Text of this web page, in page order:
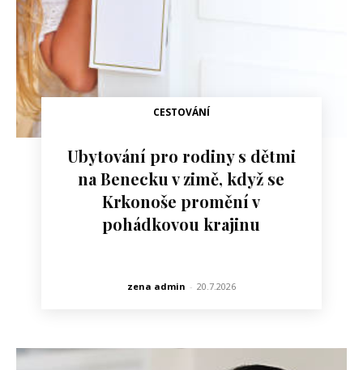
CESTOVÁNÍ
Ubytování pro rodiny s dětmi
na Benecku v zimě, když se
Krkonoše promění v
pohádkovou krajinu
zena admin - 20.7.2026